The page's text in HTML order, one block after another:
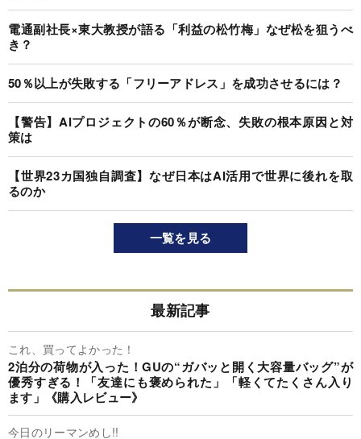
電通副社長×東大教授が語る「利益の松竹梅」なぜ松を狙うべ
き？
50％以上が失敗する「フリーアドレス」を成功させるには？
【警告】AIプロジェクトの60％が断念、失敗の根本原因と対
策は
【世界23カ国独自調査】なぜ日本はAI活用で世界に後れを取
るのか
一覧を見る
最新記事
これ、買ってよかった！
2泊分の荷物が入った！GUの“ガバッと開く大容量バッグ”が
優秀すぎる！「友達にも褒められた」「軽くてたくさん入り
ます」《購入レビュー》
今日のリーマンめし!!